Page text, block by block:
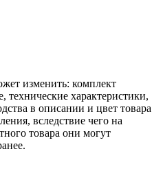
изменить: комплект
технические характеристики,
в описании и цвет товара
вследствие чего на
товара они могут